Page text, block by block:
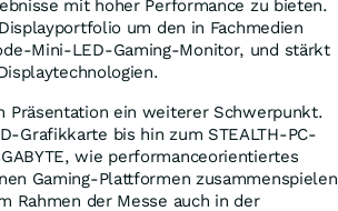
mit hoher Performance zu bieten.
um den in Fachmedien
Mini-LED-Gaming-Monitor, und stärkt
Präsentation ein weiterer Schwerpunkt.
Grafikkarte bis hin zum STEALTH-PC-
wie performanceorientiertes
Gaming-Plattformen zusammenspielen
Rahmen der Messe auch in der